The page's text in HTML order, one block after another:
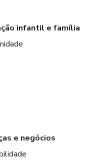
infantil e família
e negócios